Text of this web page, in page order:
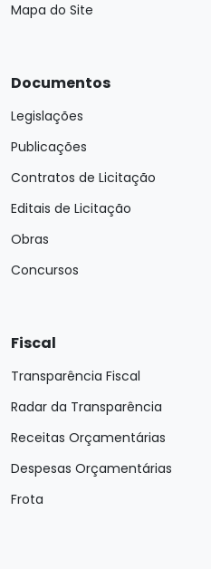
Mapa do Site
Documentos
Legislações
Publicações
Contratos de Licitação
Editais de Licitação
Obras
Concursos
Fiscal
Transparência Fiscal
Radar da Transparência
Receitas Orçamentárias
Despesas Orçamentárias
Frota